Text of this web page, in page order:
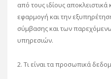
από τους ιδίους
εφαρμογή και την
σύμβασης και των
υπηρεσιών.
2. Τι είναι τα προσωπικά